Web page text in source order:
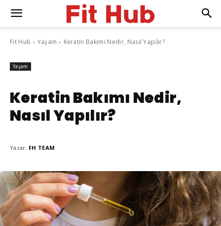
Fit Hub Yaşam Keratin Bakımı Nedir, Nasıl Yapılır?
Yaşam
Keratin Bakımı Nedir,
Nasıl Yapılır?
Yazar: FH TEAM